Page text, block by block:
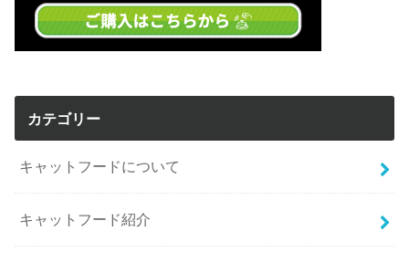
カテゴリー
キャットフードについて
キャットフード紹介